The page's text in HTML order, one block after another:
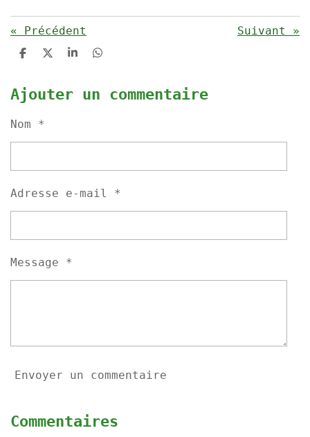
« Précédent Suivant »
P
t
a
e
P
t
a
P
t
P
t
a
Ajouter un commentaire
Nom *
Adresse e-mail *
Message *
Envoyer un commentaire
Commentaires